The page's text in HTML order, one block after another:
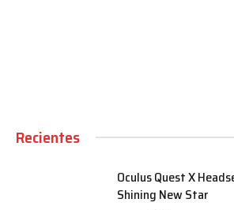
Recientes
Oculus Quest X
Shining New Star